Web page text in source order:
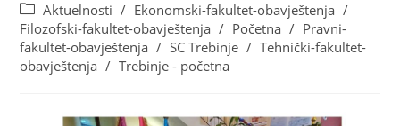
Aktuelnosti / Ekonomski-fakultet-obavještenja /
Filozofski-fakultet-obavještenja / Početna / Pravni-
fakultet-obavještenja / SC Trebinje / Tehnički-fakultet-
obavještenja / Trebinje - početna